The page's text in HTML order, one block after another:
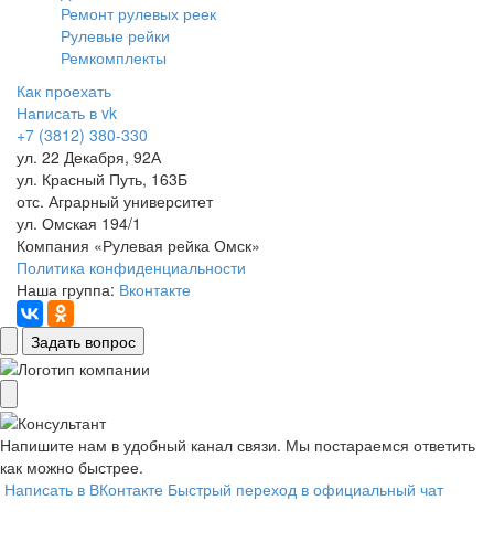
Ремонт рулевых реек
Рулевые рейки
Ремкомплекты
Как проехать
Написать в vk
+7 (3812) 380-330
ул. 22 Декабря, 92А
ул. Красный Путь, 163Б
отс. Аграрный университет
ул. Омская 194/1
Компания «Рулевая рейка Омск»
Политика конфиденциальности
Наша группа: Вконтакте
Задать вопрос
Напишите нам в удобный канал связи. Мы постараемся ответить
как можно быстрее.
Написать в ВКонтакте Быстрый переход в официальный чат